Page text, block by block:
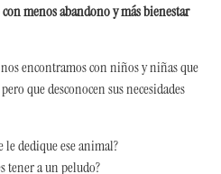
menos abandono y más bienestar
encontramos con niños y niñas que
que desconocen sus necesidades
le dedique ese animal?
tener a un peludo?